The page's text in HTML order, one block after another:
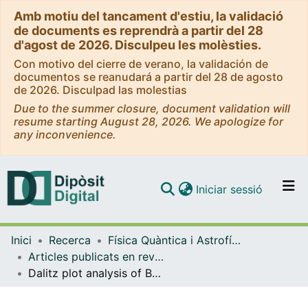
Amb motiu del tancament d'estiu, la validació
de documents es reprendrà a partir del 28
d'agost de 2026. Disculpeu les molèsties.
Con motivo del cierre de verano, la validación de
documentos se reanudará a partir del 28 de agosto
de 2026. Disculpad las molestias
Due to the summer closure, document validation will
resume starting August 28, 2026. We apologize for
any inconvenience.
Navega per tot el DD
Com publicar
Iniciar sessió (current)
Inici Recerca
Física Quàntica i Astrofísica
Articles publicats en revistes (Física Quàntica i Astrofísica)
Dalitz plot analysis of B0→D¯0π+π- decays